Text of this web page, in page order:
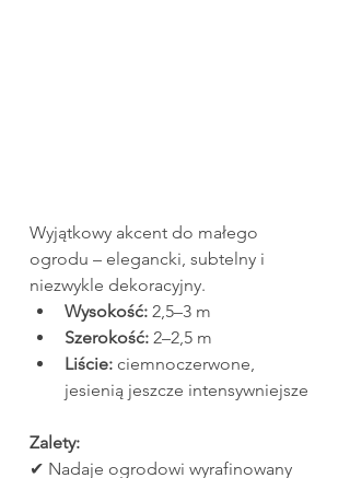
Wyjątkowy akcent do małego
ogrodu – elegancki, subtelny i
niezwykle dekoracyjny.
Wysokość: 2,5–3 m
Szerokość: 2–2,5 m
Liście: ciemnoczerwone,
jesienią jeszcze intensywniejsze
Zalety:
✔ Nadaje ogrodowi wyrafinowany